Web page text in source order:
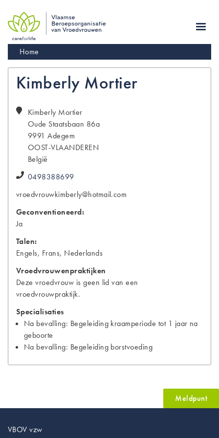
main
navigation
Kruimelpad
Home
Kimberly Mortier
Kimberly Mortier
Oude Staatsbaan 86a
9991 Adegem
OOST-VLAANDEREN
België
0498388699
vroedvrouwkimberly@hotmail.com
Geconventioneerd:
Ja
Talen:
Engels, Frans, Nederlands
Vroedvrouwenpraktijken
Deze vroedvrouw is geen lid van een
vroedvrouwpraktijk.
Specialisaties
Na bevalling: Begeleiding kraamperiode tot 1 jaar na
geboorte
Na bevalling: Begeleiding borstvoeding
Meldpunt
VBOV vzw